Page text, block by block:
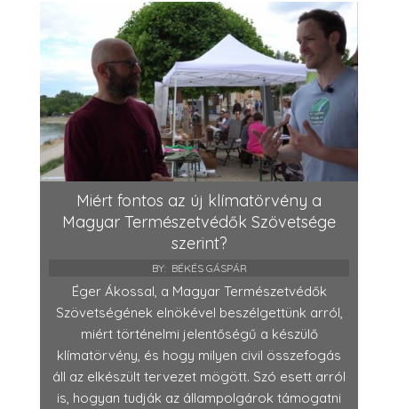
Miért fontos az új klímatörvény a
Magyar Természetvédők Szövetsége
szerint?
BY: BÉKÉS GÁSPÁR
Éger Ákossal, a Magyar Természetvédők
Szövetségének elnökével beszélgettünk arról,
miért történelmi jelentőségű a készülő
klímatörvény, és hogy milyen civil összefogás
áll az elkészült tervezet mögött. Szó esett arról
is, hogyan tudják az állampolgárok támogatni